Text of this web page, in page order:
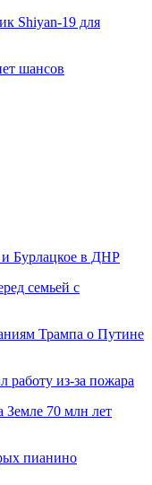
Shiyan-19 для
шансов
и Бурлацкое в ДНР
семьей с
Трампа о Путине
работу из-за пожара
Земле 70 млн лет
пианино